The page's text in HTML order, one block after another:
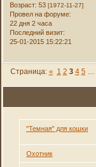
Возраст: 53[1972-11-27]
Провел на форуме:
22 дня 2 часа
Последний визит:
25-01-2015 15:22:21
Страница: « 1 2 3 4 5
"Темная" для кошки
Охотник